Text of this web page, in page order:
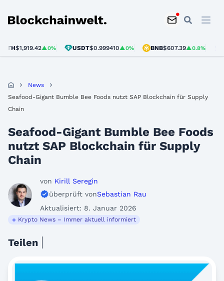
Blockchainwelt
$1,919.42▲0% USDT$0.999410▲0% BNB$607.39▲0.8%
News
Seafood-Gigant Bumble Bee Foods nutzt SAP Blockchain für Supply
Chain
Seafood-Gigant Bumble Bee Foods
nutzt SAP Blockchain für Supply
Chain
von Kirill Seregin
überprüft vonSebastian Rau
Aktualisiert: 8. Januar 2026
Krypto News – Immer aktuell informiert
Teilen